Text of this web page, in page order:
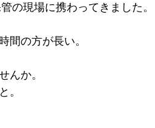
の現場に携わってきました
間の方が長い。
んか。
。